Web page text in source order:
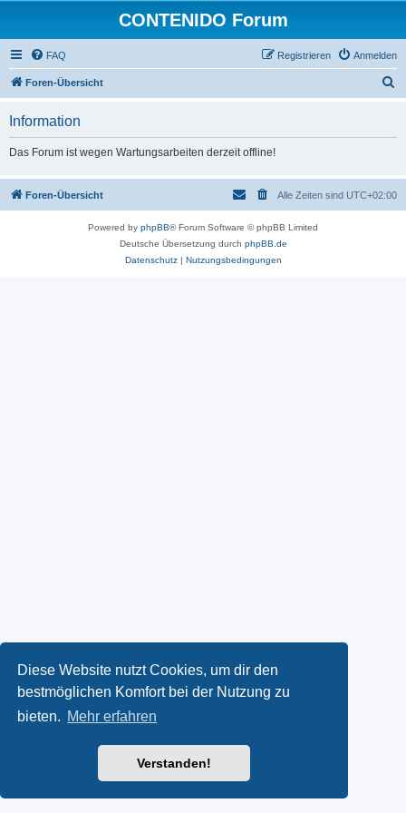
Diese Website nutzt Cookies, um dir den
bestmöglichen Komfort bei der Nutzung zu
bieten. Mehr erfahren
Verstanden!
CONTENIDO Forum
FAQ Anmelden
Registrieren
Foren-Übersicht
Information
Das Forum ist wegen Wartungsarbeiten derzeit offline!
Foren-Übersicht Alle Zeiten sind UTC+02:00
Powered by phpBB® Forum Software © phpBB Limited
Deutsche Übersetzung durch phpBB.de
Datenschutz| Nutzungsbedingungen